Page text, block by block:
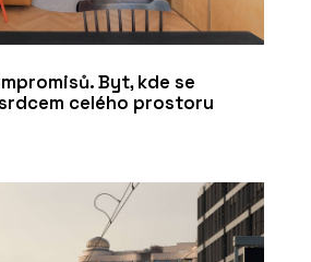
Byt, kde se
celého prostoru